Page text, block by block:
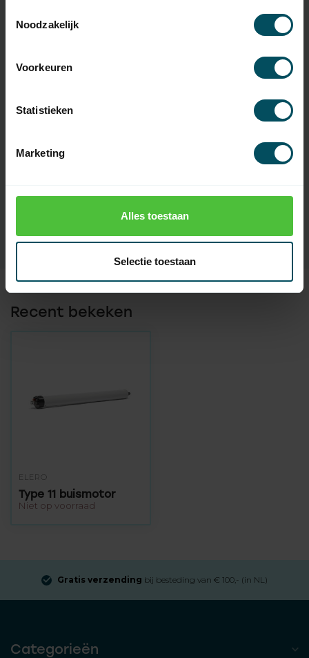
Noodzakelijk
Voorkeuren
Statistieken
Marketing
Alles toestaan
Selectie toestaan
Voedingspanning
uitzondering -20 °C tot 60 °C
beveiliging
Recent bekeken
ELERO
Type 11 buismotor
Niet op voorraad
Gratis verzending bij besteding van € 100,- (in NL)
Categorieën